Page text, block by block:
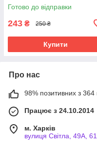
Готово до відправки
243 ₴ 250 ₴
Купити
Про нас
98% позитивних з 364
Працює з 24.10.2014
м. Харків
вулиця Світла, 49А,